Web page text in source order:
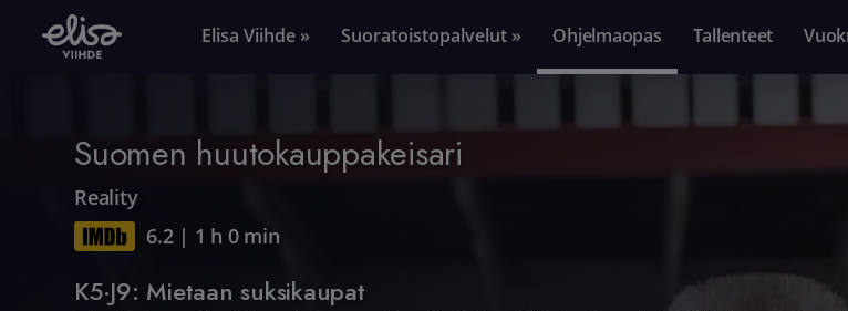
Elisa Viihde » Suoratoistopalvelut » Ohjelmaopas Tallenteet
Suomen huutokauppakeisari
Reality
6.2| 1 h 0 min
K5·J9: Mietaan suksikaupat